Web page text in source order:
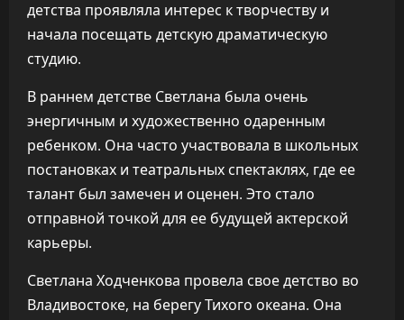
детства проявляла интерес к творчеству и
начала посещать детскую драматическую
студию.
В раннем детстве Светлана была очень
энергичным и художественно одаренным
ребенком. Она часто участвовала в школьных
постановках и театральных спектаклях, где ее
талант был замечен и оценен. Это стало
отправной точкой для ее будущей актерской
карьеры.
Светлана Ходченкова провела свое детство во
Владивостоке, на берегу Тихого океана. Она